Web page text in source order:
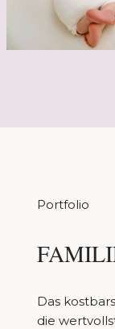
Portfolio
Das
die